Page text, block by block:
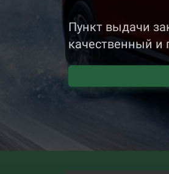
Пункт выдачи
качественный и